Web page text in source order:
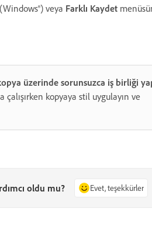
veya Farklı Kaydet
üzerinde sorunsuzca iş birliği
çalışırken kopyaya stil uygulayın ve
oldu mu? Evet, teşekkürler